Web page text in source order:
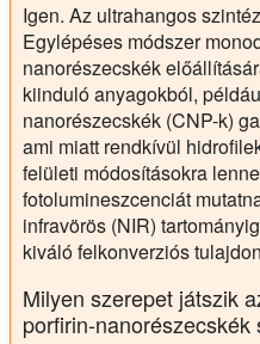
Igen. Az ultrahangos
Egylépéses módszer
nanorészecskék
kiinduló anyagokból,
nanorészecskék (CNP-k)
ami miatt rendkívül
felületi módosításokra
fotolumineszcenciát
infravörös (NIR)
kiváló felkonverziós
Milyen szerepet játszik
porfirin-nanorészecskék